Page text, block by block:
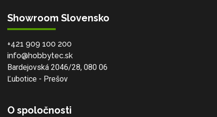
Showroom Slovensko
+421 909 100 200
info@hobbytec.sk
Bardejovská 2046/28, 080 06
Ľubotice - Prešov
O spoločnosti